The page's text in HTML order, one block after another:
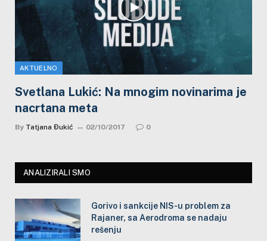
AKTUELNO
Svetlana Lukić: Na mnogim novinarima je
nacrtana meta
By Tatjana Đukić 02/10/2017 0
ANALIZIRALI SMO
Gorivo i sankcije NIS-u problem za
Rajaner, sa Aerodroma se nadaju
rešenju